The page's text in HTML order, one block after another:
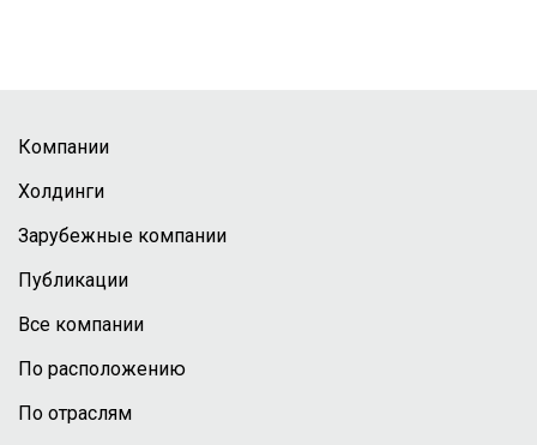
Компании
Холдинги
Зарубежные компании
Публикации
Все компании
По расположению
По отраслям